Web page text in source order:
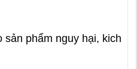
sản phẩm nguy hại, kich